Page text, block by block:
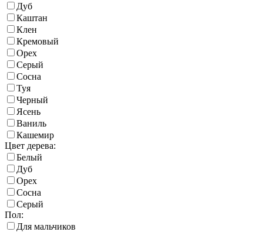
Дуб
Каштан
Клен
Кремовый
Орех
Серый
Сосна
Туя
Черный
Ясень
Ваниль
Кашемир
Цвет дерева:
Белый
Дуб
Орех
Сосна
Серый
Пол:
Для мальчиков